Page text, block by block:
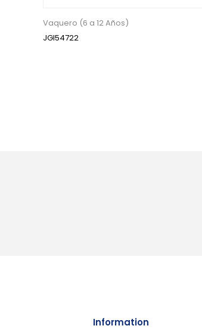
Vaquero (6 a 12 Años)
JGI54722
Information